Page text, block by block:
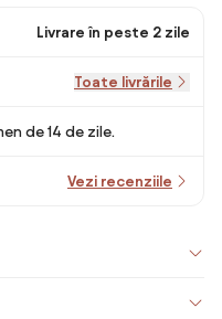
Livrare în peste 2 zile
Toate livrările
de 14 de zile.
Vezi recenziile